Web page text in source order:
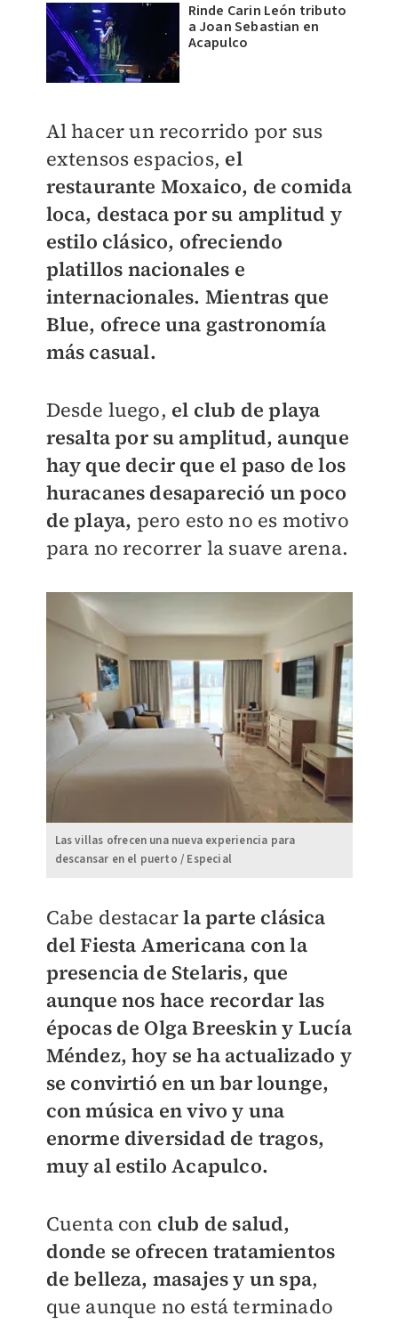
Rinde Carin León tributo
a Joan Sebastian en
Acapulco
Al hacer un recorrido por sus
extensos espacios, el
restaurante Moxaico, de comida
loca, destaca por su amplitud y
estilo clásico, ofreciendo
platillos nacionales e
internacionales. Mientras que
Blue, ofrece una gastronomía
más casual.
Desde luego, el club de playa
resalta por su amplitud, aunque
hay que decir que el paso de los
huracanes desapareció un poco
de playa, pero esto no es motivo
para no recorrer la suave arena.
Las villas ofrecen una nueva experiencia para
descansar en el puerto / Especial
Cabe destacarla parte clásica
del Fiesta Americana con la
presencia de Stelaris, que
aunque nos hace recordar las
épocas de Olga Breeskin y Lucía
Méndez, hoy se ha actualizado y
se convirtió en un bar lounge,
con música en vivo y una
enorme diversidad de tragos,
muy al estilo Acapulco.
Cuenta con club de salud,
donde se ofrecen tratamientos
de belleza, masajes y un spa,
que aunque no está terminado